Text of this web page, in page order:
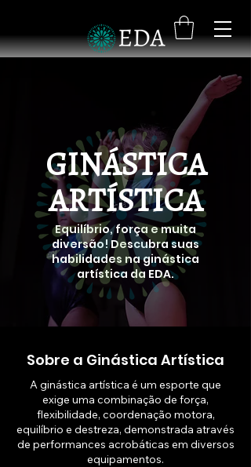
Equilíbrio, força e muita
diversão! Descubra suas
habilidades na ginástica
artística da EDA.
GINÁSTICA
ARTÍSTICA
Sobre a Ginástica Artística
A ginástica artística é um esporte que
exige uma combinação de força,
flexibilidade, coordenação motora,
equilíbrio e destreza, demonstrada através
de performances acrobáticas em diversos
equipamentos.